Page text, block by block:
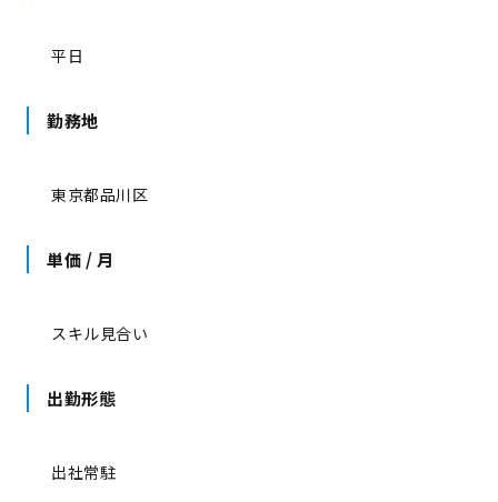
平日
勤務地
東京都品川区
単価 / 月
スキル見合い
出勤形態
出社常駐